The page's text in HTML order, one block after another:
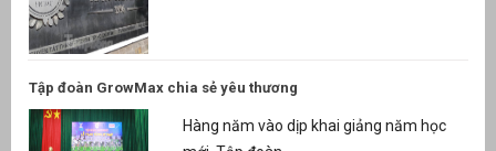
Tập đoàn GrowMax chia sẻ yêu thương
Hàng năm vào dịp khai giảng năm học